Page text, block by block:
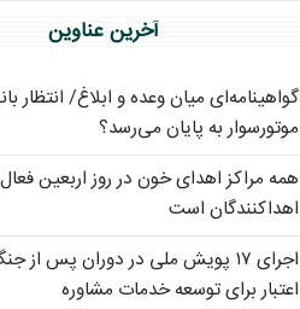
آخرين عناوين
گواهینامه‌ای میان وعده و ابلاغ/ انتظار
موتورسوار به پایان می‌رسد؟
همه مراکز اهدای خون در روز اربعین
اهداکنندگان است
اجرای ۱۷ پویش ملی در دوران پس
اعتبار برای توسعه خدمات مشاوره